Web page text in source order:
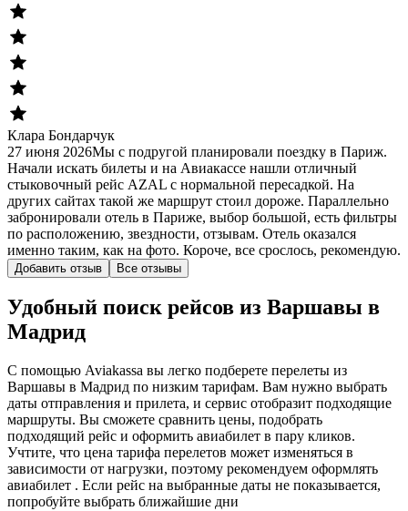
Клара Бондарчук
27 июня 2026Мы с подругой планировали поездку в Париж.
Начали искать билеты и на Авиакассе нашли отличный
стыковочный рейс AZAL с нормальной пересадкой. На
других сайтах такой же маршрут стоил дороже. Параллельно
забронировали отель в Париже, выбор большой, есть фильтры
по расположению, звездности, отзывам. Отель оказался
именно таким, как на фото. Короче, все срослось, рекомендую.
Добавить отзыв Все отзывы
Удобный поиск рейсов из Варшавы в
Мадрид
С помощью Aviakassa вы легко подберете перелеты из
Варшавы в Мадрид по низким тарифам. Вам нужно выбрать
даты отправления и прилета, и сервис отобразит подходящие
маршруты. Вы сможете сравнить цены, подобрать
подходящий рейс и оформить авиабилет в пару кликов.
Учтите, что цена тарифа перелетов может изменяться в
зависимости от нагрузки, поэтому рекомендуем оформлять
авиабилет . Если рейс на выбранные даты не показывается,
попробуйте выбрать ближайшие дни